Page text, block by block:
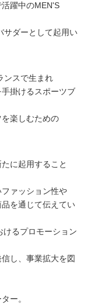
躍中のMEN'S
サダーとして起用い
ンスで生まれ
掛けるスポーツブ
楽しむための
に起用すること
ァッション性や
を通じて伝えてい
けるプロモーション
し、事業拡大を図
ー。